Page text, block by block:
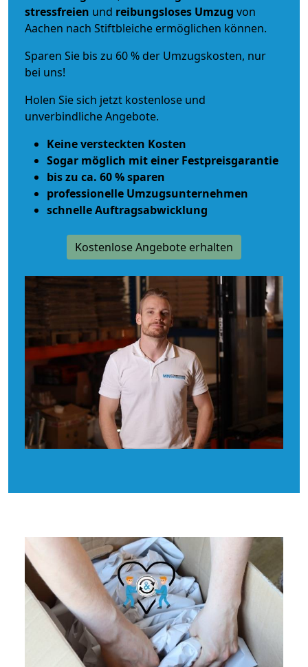
stressfreien und reibungsloses Umzug von
Aachen nach Stiftbleiche ermöglichen können.
Sparen Sie bis zu 60 % der Umzugskosten, nur
bei uns!
Holen Sie sich jetzt kostenlose und
unverbindliche Angebote.
Keine versteckten Kosten
Sogar möglich mit einer Festpreisgarantie
bis zu ca. 60 % sparen
professionelle Umzugsunternehmen
schnelle Auftragsabwicklung
Kostenlose Angebote erhalten